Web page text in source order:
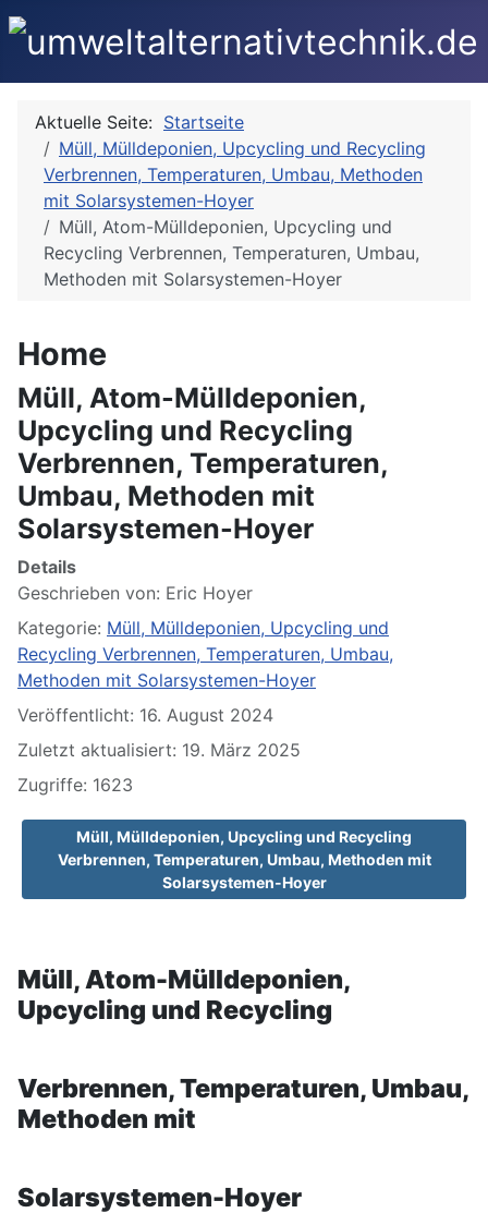
Aktuelle Seite: Startseite
Müll, Mülldeponien, Upcycling und Recycling
Verbrennen, Temperaturen, Umbau, Methoden
mit Solarsystemen-Hoyer
Müll, Atom-Mülldeponien, Upcycling und
Recycling Verbrennen, Temperaturen, Umbau,
Methoden mit Solarsystemen-Hoyer
Home
Müll, Atom-Mülldeponien,
Upcycling und Recycling
Verbrennen, Temperaturen,
Umbau, Methoden mit
Solarsystemen-Hoyer
Details
Geschrieben von: Eric Hoyer
Kategorie: Müll, Mülldeponien, Upcycling und
Recycling Verbrennen, Temperaturen, Umbau,
Methoden mit Solarsystemen-Hoyer
Veröffentlicht: 16. August 2024
Zuletzt aktualisiert: 19. März 2025
Zugriffe: 1623
Müll, Mülldeponien, Upcycling und Recycling
Verbrennen, Temperaturen, Umbau, Methoden mit
Solarsystemen-Hoyer
Müll, Atom-Mülldeponien,
Upcycling und Recycling
Verbrennen, Temperaturen, Umbau,
Methoden mit
Solarsystemen-Hoyer